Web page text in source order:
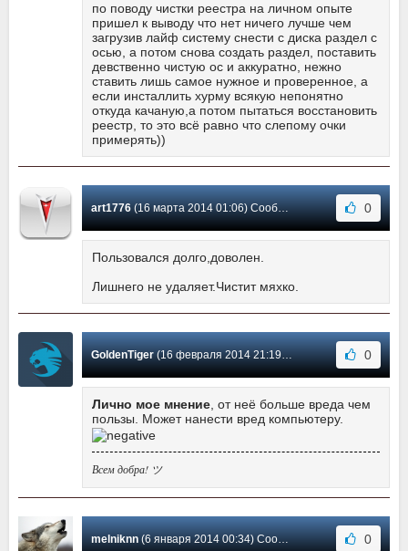
по поводу чистки реестра на личном опыте
пришел к выводу что нет ничего лучше чем
загрузив лайф систему снести с диска раздел с
осью, а потом снова создать раздел, поставить
девственно чистую ос и аккуратно, нежно
ставить лишь самое нужное и проверенное, а
если инсталлить хурму всякую непонятно
откуда качаную,а потом пытаться восстановить
реестр, то это всё равно что слепому очки
примерять))
art1776(16 марта 2014 01:06) Сообщение #166 0
Пользовался долго,доволен.
Лишнего не удаляет.Чистит мяхко.
GoldenTiger(16 февраля 2014 21:19) Сообщение #165 0
Лично мое мнение, от неё больше вреда чем
пользы. Может нанести вред компьютеру.
Всем добра! ツ
melniknn(6 января 2014 00:34) Сообщение #164 0